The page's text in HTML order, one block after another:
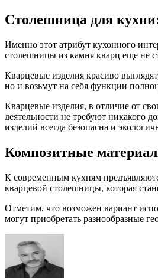
Столешница для
Именно этот атрибут кухонного
столешницы из камня кварц еще не
Кварцевые изделия красиво
но и возьмут на себя функции
Кварцевые изделия, в отличие от
деятельности не требуют никакого
изделий всегда безопасна и
Композитные
К современным кухням
кварцевой столешницы, которая
Отметим, что возможен вариант
могут приобретать разнообразные